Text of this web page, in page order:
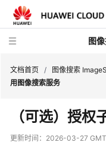
图
最
新
动
文档首页 / 图像搜索
用图像搜索服务
（可选）授
更新时间： 2026-03-27